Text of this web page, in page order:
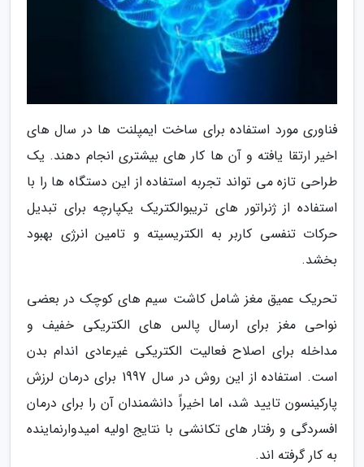
فناوری مورد استفاده برای ساخت ایمپلنت ها در سال های
اخیر ارتقا یافته و آن ها کار های بیشتری انجام دهند. یک
طراحی تازه می تواند تجربه استفاده از این دستگاه ها را با
استفاده از ژنراتور های تریبوالکتریک یکپارچه برای تبدیل
حرکات تنفسی کاربر به الکتریسیته و تامین انرژی بهبود
بخشد.
تحریک عمیق مغز شامل کاشت سیم های کوچک در بعضی
نواحی مغز برای ارسال پالس های الکتریکی خفیف و
مداخله برای اصلاح فعالیت الکتریکی غیرعادی اندام بدن
است. استفاده از این روش در سال 1997 برای درمان لرزش
پارکینسون تایید شد، اما اخیراً دانشمندان آن را برای درمان
افسردگی و رفتار های تکانشی با نتایج اولیه امیدوارنماینده
به کار گرفته اند.